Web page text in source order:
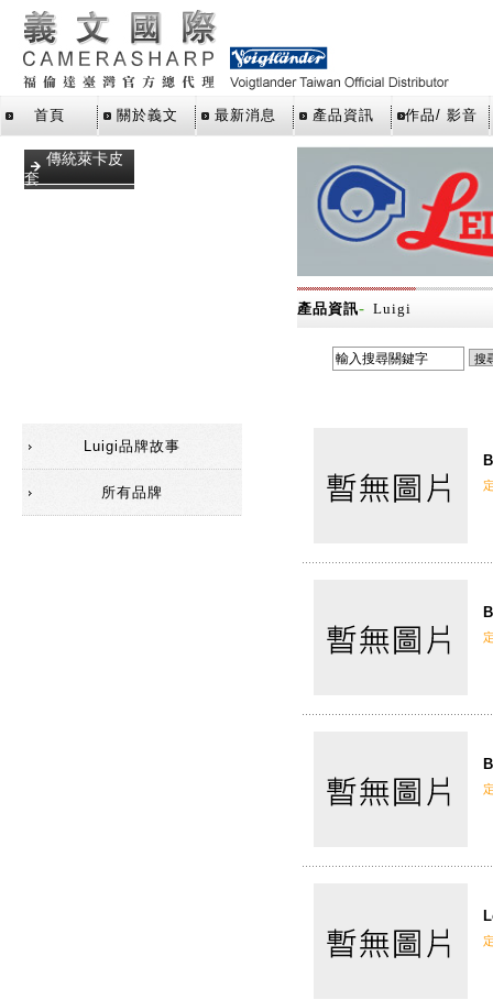
首頁 關於義文 最新消息 產品資訊 作品/ 影音
傳統萊卡皮
套
Luigi品牌故事
所有品牌
產品資訊- Luigi